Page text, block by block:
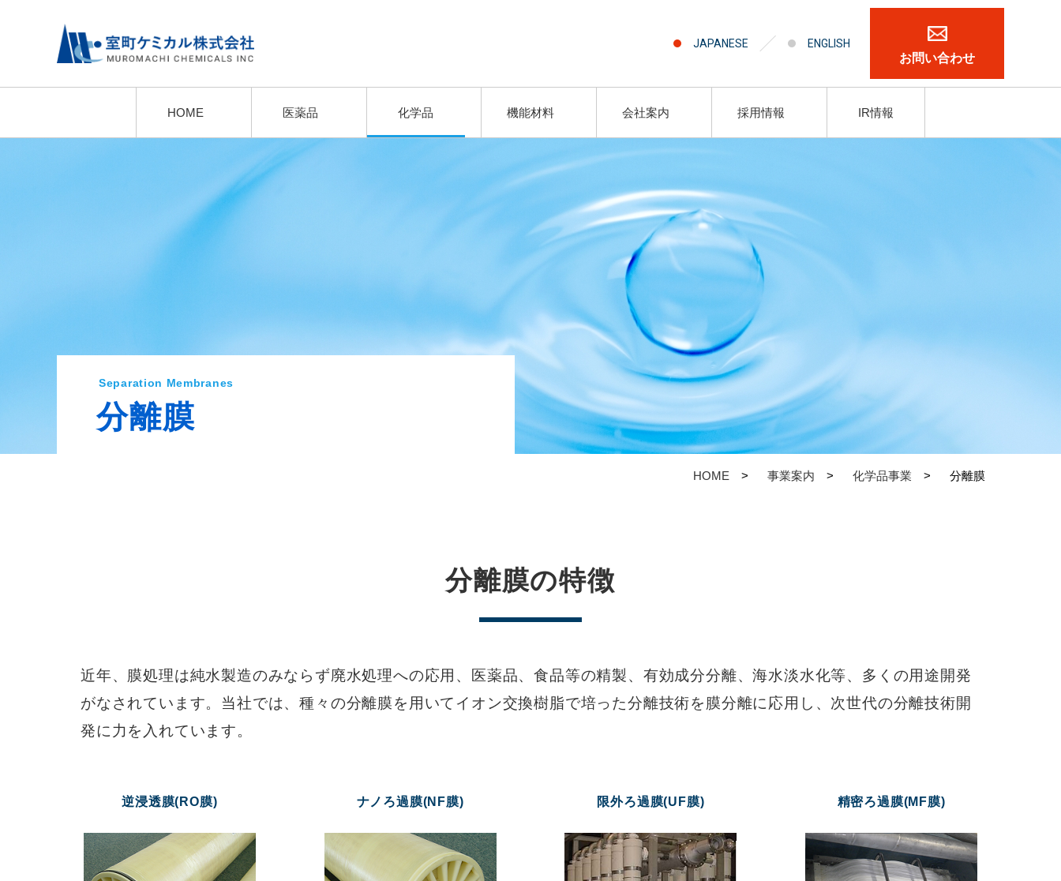
JAPANESE ENGLISH
お問い合わせ
HOME 医薬品 化学品 機能材料 会社案内 採用情報 IR情報
HOME 事業案内 化学品事業 分離膜
Separation Membranes
分離膜
分離膜の特徴
近年、膜処理は純水製造のみならず廃水処理への応用、医薬品、食品等の精製、有効成分分離、海水淡水化等、多くの用途開発
がなされています。当社では、種々の分離膜を用いてイオン交換樹脂で培った分離技術を膜分離に応用し、次世代の分離技術開
発に力を入れています。
逆浸透膜(RO膜) ナノろ過膜(NF膜) 限外ろ過膜(UF膜) 精密ろ過膜(MF膜)